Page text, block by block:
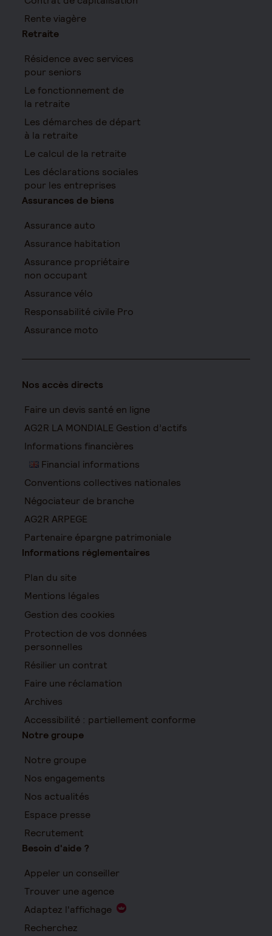
Rente viagère
Retraite
Résidence avec services
pour seniors
Le fonctionnement de
la retraite
Les démarches de départ
à la retraite
Le calcul de la retraite
Les déclarations sociales
pour les entreprises
Assurances de biens
Assurance auto
Assurance habitation
Assurance propriétaire
non occupant
Assurance vélo
Responsabilité civile Pro
Assurance moto
Nos accès directs
Faire un devis santé en ligne
AG2R LA MONDIALE Gestion d’actifs
Informations financières
Financial informations
Conventions collectives nationales
Négociateur de branche
AG2R ARPEGE
Partenaire épargne patrimoniale
Informations réglementaires
Plan du site
Mentions légales
Gestion des cookies
Protection de vos données
personnelles
Résilier un contrat
Faire une réclamation
Archives
Accessibilité : partiellement conforme
Notre groupe
Notre groupe
Nos engagements
Nos actualités
Espace presse
Recrutement
Besoin d'aide ?
Appeler un conseiller
Trouver une agence
Adaptez l'affichage
Recherchez